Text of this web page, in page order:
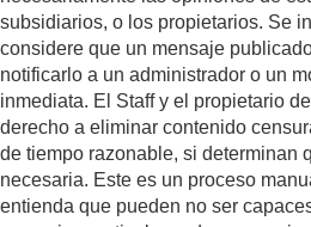
subsidiarios, o los propietarios. Se
considere que un mensaje
notificarlo a un administrador o un
inmediata. El Staff y el propietario
derecho a eliminar contenido
de tiempo razonable, si determinan
necesaria. Este es un proceso
entienda que pueden no ser